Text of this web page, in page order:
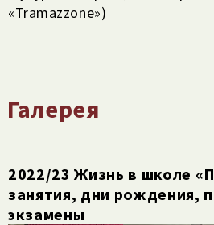
«Tramazzone»)
Галерея
2022/​23 Жизнь в школе
занятия, дни рождения,
экзамены